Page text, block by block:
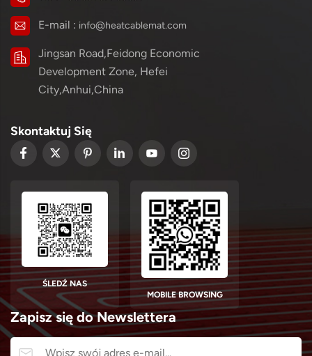
Zapisz się do Newslettera
E-mail : info@heatcablemat.com
Jingsan Road,Feidong Economic
Development Zone, Hefei
City,Anhui,China
Skontaktuj Się
ŚLEDŹ NAS
MOBILE BROWSING